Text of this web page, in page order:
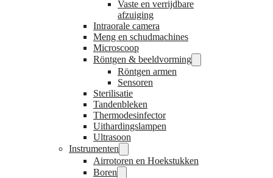
Vaste en verrijdbare
afzuiging
Intraorale camera
Meng en schudmachines
Microscoop
Röntgen & beeldvorming
Röntgen armen
Sensoren
Sterilisatie
Tandenbleken
Thermodesinfector
Uithardingslampen
Ultrasoon
Instrumenten
Airrotoren en Hoekstukken
Boren